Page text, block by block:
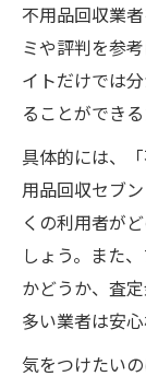
不用品回収業
ミや評判を参
イトだけでは
ることができる
具体的には、
用品回収セブ
くの利用者が
しょう。また
かどうか、査
多い業者は安心
気をつけたい